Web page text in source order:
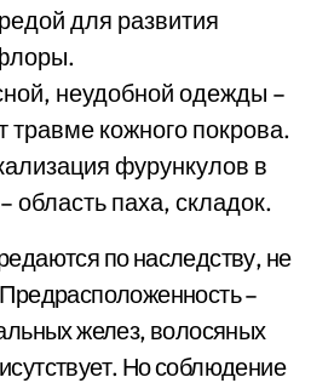
для развития
неудобной одежды –
травме кожного покрова.
фурункулов в
область паха, складок.
по наследству, не
–
желез, волосяных
Но соблюдение